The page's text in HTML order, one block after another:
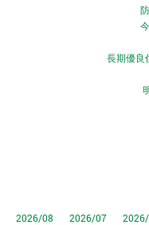
長期優良
2026/08 2026/07